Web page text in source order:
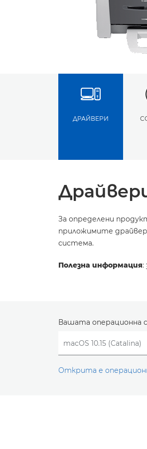
ДРАЙВЕРИ
За определени
приложимите
система.
Полезна информация:
Вашата операционна
Открита е